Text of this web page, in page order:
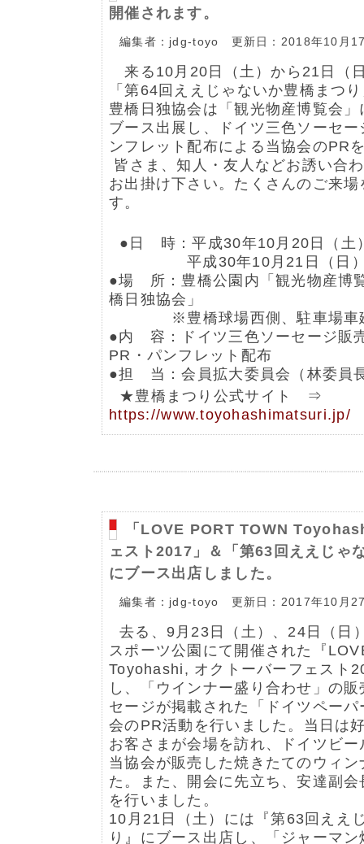
開催されます。
編集者：jdg-toyo 更新日：2018年10月
来る10月20日（土）から21日（
「第64回ええじゃないか豊橋まつ
豊橋日独協会は「観光物産博覧会
ブース出展し、ドイツ三色ソーセ
ンフレット配布による当協会のPR
皆さま、知人・友人などお誘い合
お出掛け下さい。たくさんのご来
す。
●日 時：平成30年10月20日（土
平成30年10月21日（日）
●場 所：豊橋公園内「観光物産博
橋日独協会」
※豊橋球場西側、駐車場車廻
●内 容：ドイツ三色ソーセージ販
PR・パンフレット配布
●担 当：会員拡大委員会（林委員
★豊橋まつり公式サイト ⇒
https://www.toyohashimatsuri.jp/
「LOVE PORT TOWN
ェスト2017」＆「第63回ええじゃ
にブース出店しました。
編集者：jdg-toyo 更新日：2017年10月
去る、9月23日（土）、24日（日
スポーツ公園にて開催された『
Toyohashi, オクトーバーフェスト
し、「ウインナー盛り合わせ」の
セージが掲載された「ドイツペー
会のPR活動を行いました。当日は
お客さまが会場を訪れ、ドイツビ
当協会が販売した焼きたてのウィ
た。また、開会に先立ち、安達副
を行いました。
10月21日（土）には『第63回ええ
り』にブース出店し、「ジャーマ